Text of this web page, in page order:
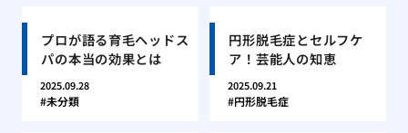
プロが語る育毛ヘッドス
パの本当の効果とは
2025.09.28
未分類
円形脱毛症とセルフケ
ア！芸能人の知恵
2025.09.21
円形脱毛症